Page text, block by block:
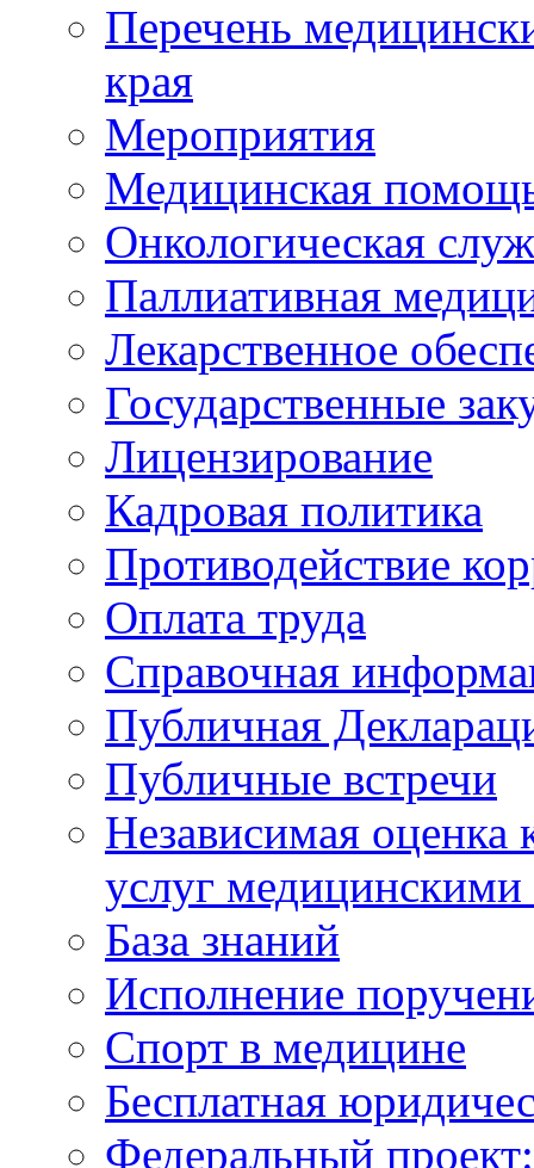
Перечень
края
Мероприятия
Медицинская
Онкологическая
Паллиативная
Лекарственное
Государственные
Лицензирование
Кадровая политика
Противодействие
Оплата труда
Справочная
Публичная
Публичные встречи
Независимая оценка
услуг
База знаний
Исполнение
Спорт в медицине
Бесплатная
Федеральный